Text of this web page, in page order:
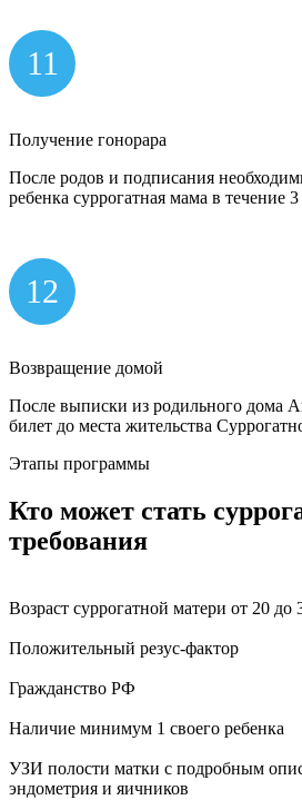
11
Получение гонорара
После родов и подписания
ребенка суррогатная мама в течение
12
Возвращение домой
После выписки из родильного дома
билет до места жительства
Этапы программы
Кто может стать
требования
Возраст суррогатной матери от 20 до
Положительный резус-фактор
Гражданство РФ
Наличие минимум 1 своего ребенка
УЗИ полости матки с подробным
эндометрия и яичников